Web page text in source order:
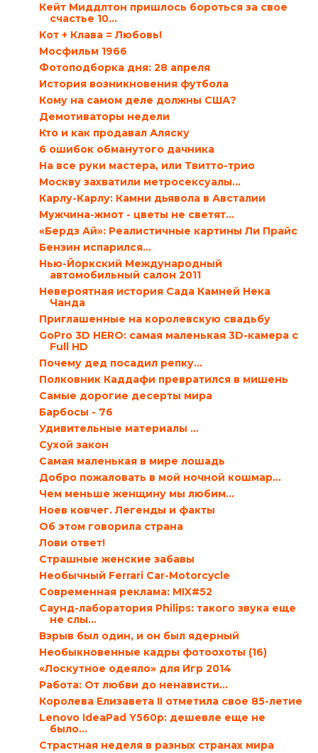
Кейт Миддлтон пришлось бороться за свое
счастье 10...
Кот + Клава = Любовь!
Мосфильм 1966
Фотоподборка дня: 28 апреля
История возникновения футбола
Кому на самом деле должны США?
Демотиваторы недели
Кто и как продавал Аляску
6 ошибок обманутого дачника
На все руки мастера, или Твитто-трио
Москву захватили метросексуалы…
Карлу-Карлу: Камни дьявола в Австалии
Мужчина-жмот - цветы не светят…
«Бердз Ай»: Реалистичные картины Ли Прайс
Бензин испарился…
Нью-Йоркский Международный
автомобильный салон 2011
Невероятная история Сада Камней Нека
Чанда
Приглашенные на королевскую свадьбу
GoPro 3D HERO: самая маленькая 3D-камера с
Full HD
Почему дед посадил репку…
Полковник Каддафи превратился в мишень
Самые дорогие десерты мира
Барбосы - 76
Удивительные материалы ...
Сухой закон
Самая маленькая в мире лошадь
Добро пожаловать в мой ночной кошмар…
Чем меньше женщину мы любим...
Ноев ковчег. Легенды и факты
Об этом говорила страна
Лови ответ!
Страшные женские забавы
Необычный Ferrari Car-Motorcycle
Современная реклама: MIX#52
Саунд-лаборатория Philips: такого звука еще
не слы...
Взрыв был один, и он был ядерный
Необыкновенные кадры фотоохоты (16)
«Лоскутное одеяло» для Игр 2014
Работа: От любви до ненависти…
Королева Елизавета II отметила свое 85-летие
Lenovo IdeaPad Y560p: дешевле еще не
было…
Страстная неделя в разных странах мира